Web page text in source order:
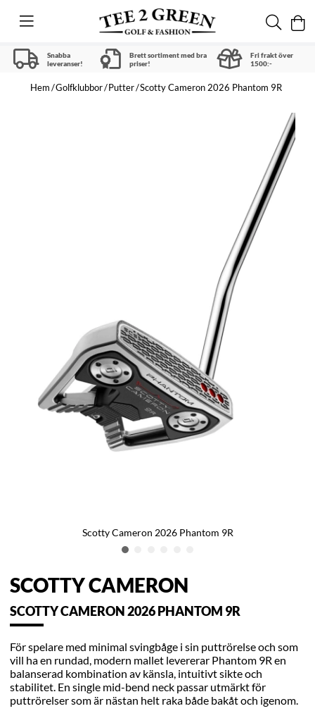
Snabba
leveranser!
Brett sortiment med bra
priser!
Fri frakt över
1500:-
Hem Golfklubbor Putter Scotty Cameron 2026 Phantom 9R
Scotty Cameron 2026 Phantom 9R
SCOTTY CAMERON
SCOTTY CAMERON 2026 PHANTOM 9R
För spelare med minimal svingbåge i sin puttrörelse och som
vill ha en rundad, modern mallet levererar Phantom 9R en
balanserad kombination av känsla, intuitivt sikte och
stabilitet. En single mid-bend neck passar utmärkt för
puttrörelser som är nästan helt raka både bakåt och igenom.